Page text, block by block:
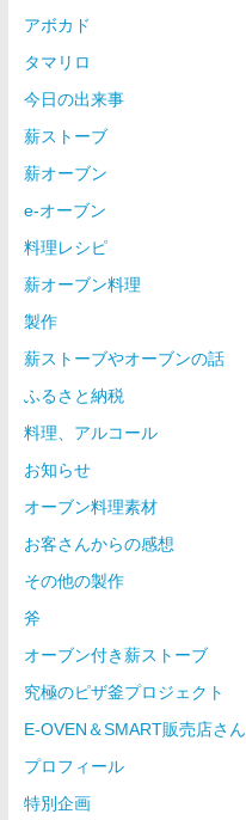
アボカド
タマリロ
今日の出来事
薪ストーブ
薪オーブン
e-オーブン
料理レシピ
薪オーブン料理
製作
薪ストーブやオーブンの話
ふるさと納税
料理、アルコール
お知らせ
オーブン料理素材
お客さんからの感想
その他の製作
斧
オーブン付き薪ストーブ
究極のピザ釜プロジェクト
E-OVEN＆SMART販売店さん
プロフィール
特別企画